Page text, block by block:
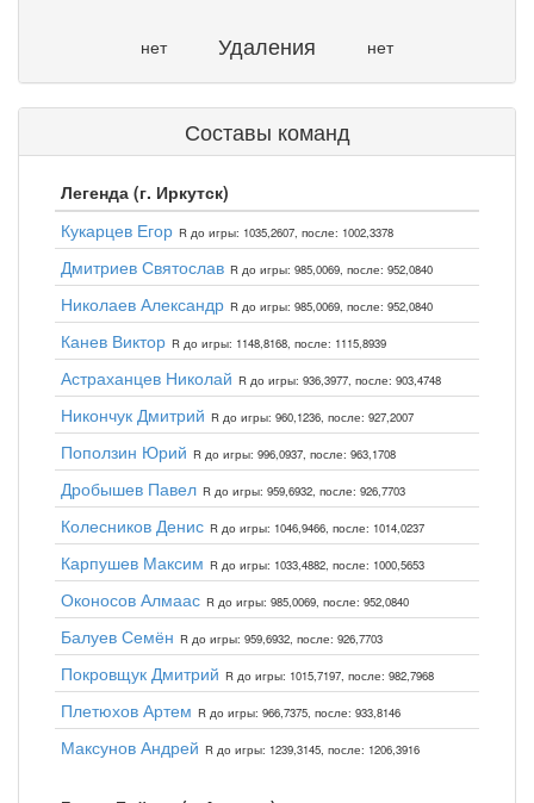
нет Удаления нет
Составы команд
Легенда (г. Иркутск)
Кукарцев Егор R до игры: 1035,2607, после: 1002,3378
Дмитриев Святослав R до игры: 985,0069, после: 952,0840
Николаев Александр R до игры: 985,0069, после: 952,0840
Канев Виктор R до игры: 1148,8168, после: 1115,8939
Астраханцев Николай R до игры: 936,3977, после: 903,4748
Никончук Дмитрий R до игры: 960,1236, после: 927,2007
Поползин Юрий R до игры: 996,0937, после: 963,1708
Дробышев Павел R до игры: 959,6932, после: 926,7703
Колесников Денис R до игры: 1046,9466, после: 1014,0237
Карпушев Максим R до игры: 1033,4882, после: 1000,5653
Оконосов Алмаас R до игры: 985,0069, после: 952,0840
Балуев Семён R до игры: 959,6932, после: 926,7703
Покровщук Дмитрий R до игры: 1015,7197, после: 982,7968
Плетюхов Артем R до игры: 966,7375, после: 933,8146
Максунов Андрей R до игры: 1239,3145, после: 1206,3916